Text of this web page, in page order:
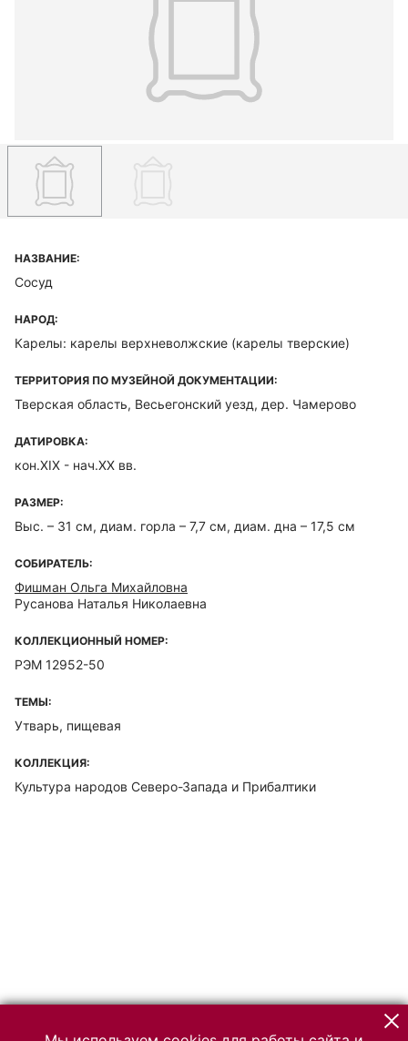
НАЗВАНИЕ:
Сосуд
НАРОД:
Карелы: карелы верхневолжские (карелы тверские)
ТЕРРИТОРИЯ ПО МУЗЕЙНОЙ ДОКУМЕНТАЦИИ:
Тверская область, Весьегонский уезд, дер. Чамерово
ДАТИРОВКА:
кон.XIX - нач.XX вв.
РАЗМЕР:
Выс. – 31 см, диам. горла – 7,7 см, диам. дна – 17,5 см
СОБИРАТЕЛЬ:
Фишман Ольга Михайловна
Русанова Наталья Николаевна
КОЛЛЕКЦИОННЫЙ НОМЕР:
РЭМ 12952-50
ТЕМЫ:
Утварь, пищевая
КОЛЛЕКЦИЯ:
Культура народов Северо-Запада и Прибалтики